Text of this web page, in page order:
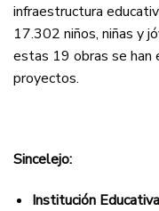
infraestructura
17.302 niños, niñas y
estas 19 obras se han
proyectos.
Sincelejo:
Institución